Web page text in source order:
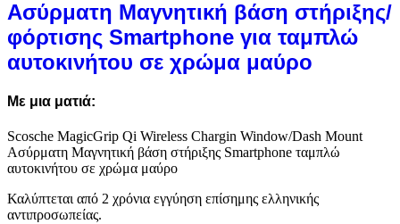
Ασύρματη Μαγνητική βάση στήριξης/
φόρτισης Smartphone για ταμπλώ
αυτοκινήτου σε χρώμα μαύρο
Με μια ματιά:
Scosche MagicGrip Qi Wireless Chargin Window/Dash Mount
Ασύρματη Μαγνητική βάση στήριξης Smartphone ταμπλώ
αυτοκινήτου σε χρώμα μαύρο
Καλύπτεται από 2 χρόνια εγγύηση επίσημης ελληνικής
αντιπροσωπείας.